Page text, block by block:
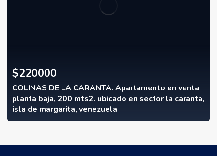
$220000
COLINAS DE LA CARANTA. Apartamento en venta
planta baja, 200 mts2. ubicado en sector la caranta,
isla de margarita, venezuela